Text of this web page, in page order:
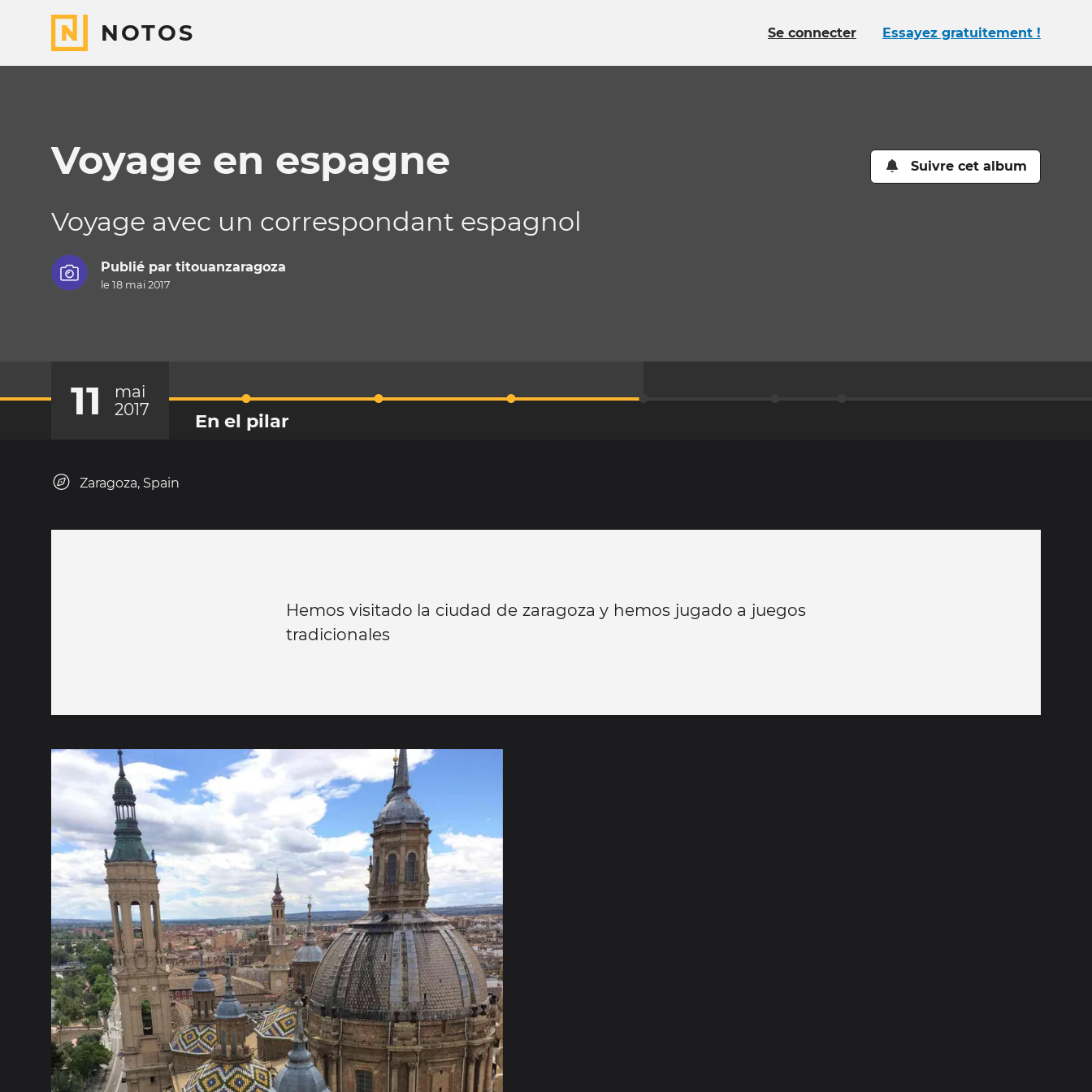
NOTOS Se connecter Essayez gratuitement !
Voyage en espagne Suivre cet album
Voyage avec un correspondant espagnol
Publié par titouanzaragoza
le 18 mai 2017
11
mai
2017
En el pilar
Zaragoza, Spain
Hemos visitado la ciudad de zaragoza y hemos jugado a juegos
tradicionales